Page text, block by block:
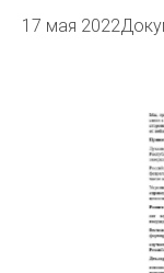
17 мая 2022